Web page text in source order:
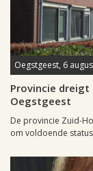
Oegstgeest, 6
Provincie
Oegstgeest
De provincie Zuid-
om voldoende